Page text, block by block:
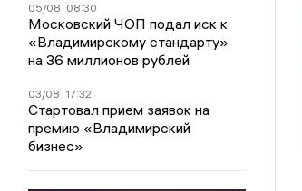
05/08 08:30
Московский ЧОП подал иск к
«Владимирскому стандарту»
на 36 миллионов рублей
03/08 17:32
Стартовал прием заявок на
премию «Владимирский
бизнес»